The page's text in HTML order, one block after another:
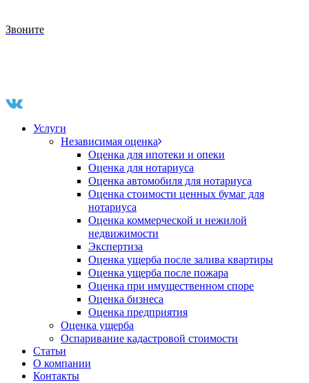
Звоните
Услуги
Независимая оценка
Оценка для ипотеки и опеки
Оценка для нотариуса
Оценка автомобиля для нотариуса
Оценка стоимости ценных бумаг для
нотариуса
Оценка коммерческой и нежилой
недвижимости
Экспертиза
Оценка ущерба после залива квартиры
Оценка ущерба после пожара
Оценка при имущественном споре
Оценка бизнеса
Оценка предприятия
Оценка ущерба
Оспаривание кадастровой стоимости
Статьи
О компании
Контакты